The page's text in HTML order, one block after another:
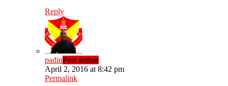
Reply
padinPost author
April 2, 2016 at 8:42 pm
Permalink